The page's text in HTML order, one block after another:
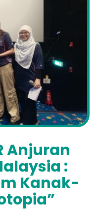
Anjuran
:
Kanak-